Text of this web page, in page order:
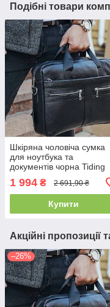
Подібні товари
Шкіряна чоловіча сумка
для ноутбука та
документів чорна Tiding
Bag MK 3128
1 994 ₴ 2 691,90 ₴
Купити
Акційні пропозиції
–26%